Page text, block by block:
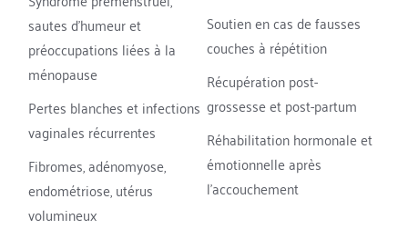
sautes d'humeur et
préoccupations liées à la
ménopause
Pertes blanches et infections
vaginales récurrentes
Fibromes, adénomyose,
endométriose, utérus
volumineux
Soutien en cas de fausses
couches à répétition
Récupération post-
grossesse et post-partum
Réhabilitation hormonale et
émotionnelle après
l'accouchement